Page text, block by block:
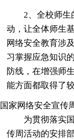
2、全校师
动，让全体师生
网络安全教育涉
习掌握应急知识
防线，在增强师
能方面都取得了
国家网络安全宣传
为贯彻落实
传周活动的安排